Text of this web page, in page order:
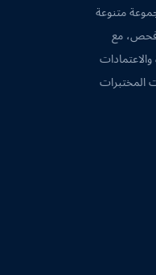
متنوعة
والتي تزيد عددها عن 4000 فحص، مع
المختبرات